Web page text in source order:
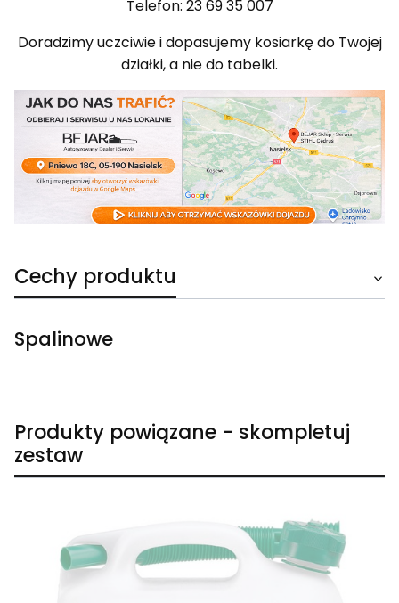
Telefon: 23 69 35 007
Doradzimy uczciwie i dopasujemy kosiarkę do Twojej
działki, a nie do tabelki.
Cechy produktu
Spalinowe
Produkty powiązane - skompletuj
zestaw